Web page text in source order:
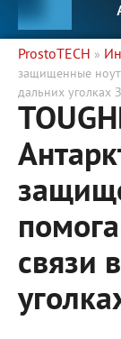
ProstoTECH »
защищенные
дальних уголках
связи